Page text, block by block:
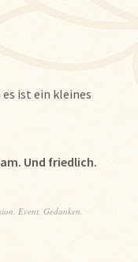
ist ein kleines
Und friedlich.
Event, Gedanken